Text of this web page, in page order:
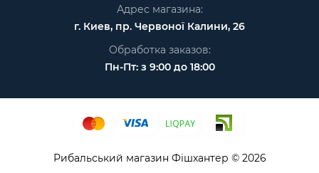
Адрес магазина:
г. Киев, пр. Червоної Калини, 26
Обработка заказов:
Пн-Пт: з 9:00 до 18:00
Рибальський магазин Фішхантер © 2026